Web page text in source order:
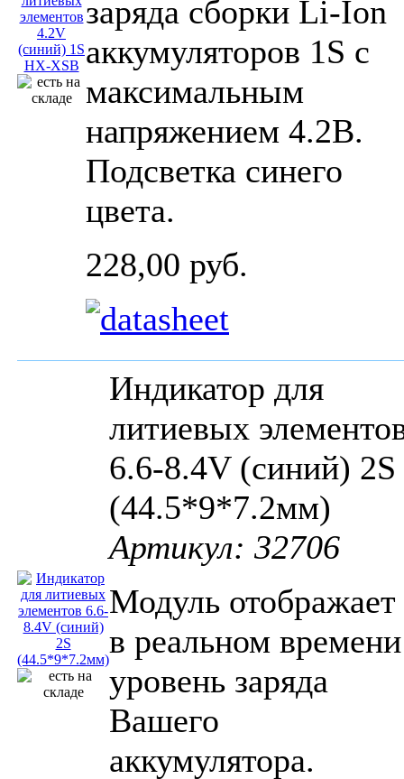
заряда сборки Li-Ion
аккумуляторов 1S с
максимальным
напряжением 4.2В.
Подсветка синего
цвета.
228,00 руб.
Индикатор для
литиевых
6.6-8.4V (синий) 2S
(44.5*9*7.2мм)
Артикул: 32706
Модуль отображает
в реальном времени
уровень заряда
Вашего
аккумулятора.